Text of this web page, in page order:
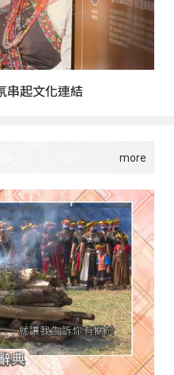
串起文化連結